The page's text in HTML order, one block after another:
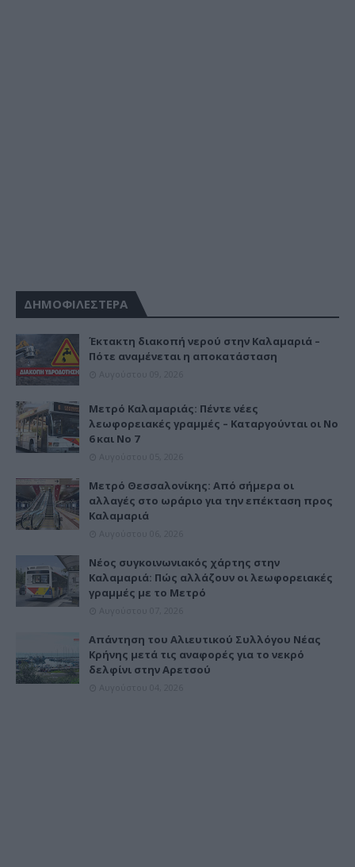
ΔΗΜΟΦΙΛΕΣΤΕΡΑ
Έκτακτη διακοπή νερού στην Καλαμαριά –
Πότε αναμένεται η αποκατάσταση
Μετρό Καλαμαριάς: Πέντε νέες
λεωφορειακές γραμμές – Καταργούνται οι Νο
6 και Νο 7
Μετρό Θεσσαλονίκης: Από σήμερα οι
αλλαγές στο ωράριο για την επέκταση προς
Καλαμαριά
Νέος συγκοινωνιακός χάρτης στην
Καλαμαριά: Πώς αλλάζουν οι λεωφορειακές
γραμμές με το Μετρό
Απάντηση του Αλιευτικού Συλλόγου Νέας
Κρήνης μετά τις αναφορές για το νεκρό
δελφίνι στην Αρετσού